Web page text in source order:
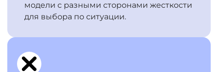
модели с разными сторонами жесткости
для выбора по ситуации.